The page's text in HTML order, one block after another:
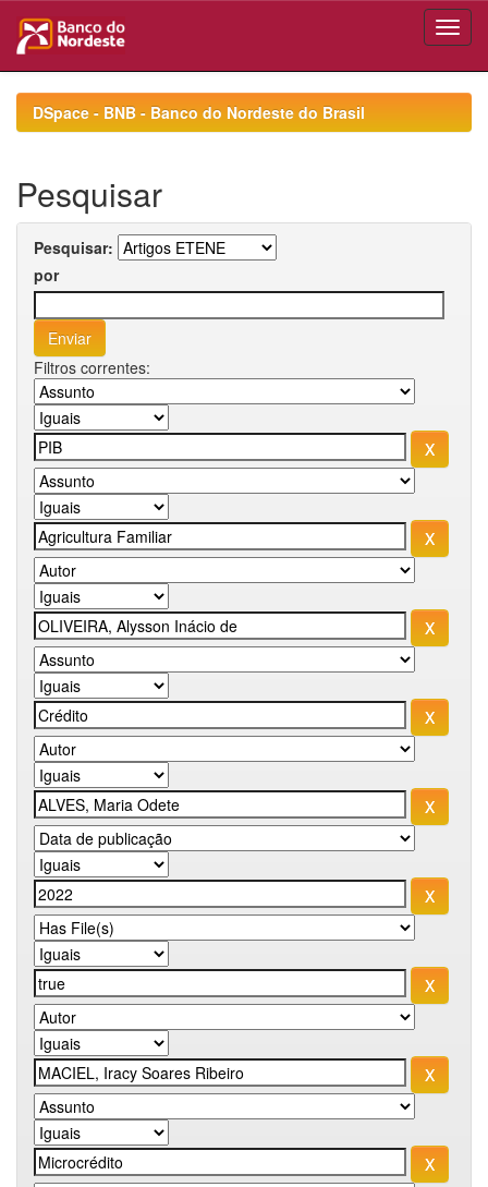
navigationDSpace - BNB - Banco do Nordeste do Brasil
Pesquisar
Pesquisar:
por
Filtros correntes: